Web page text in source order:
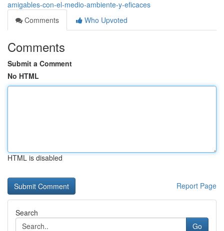
amigables-con-el-medio-ambiente-y-eficaces
Comments
Who Upvoted
Comments
Submit a Comment
No HTML
HTML is disabled
Report Page
Search
Go